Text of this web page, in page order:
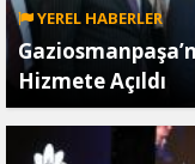
YEREL HABERLER
Hizmete Açıldı